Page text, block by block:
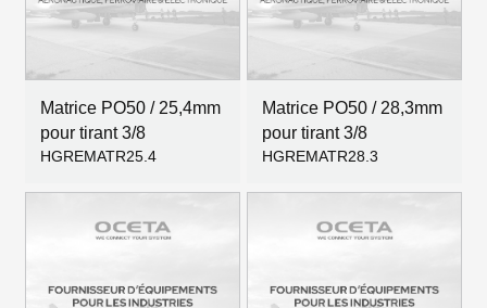
Matrice PO50 / 25,4mm
pour tirant 3/8
HGREMATR25.4
Matrice PO50 / 28,3mm
pour tirant 3/8
HGREMATR28.3